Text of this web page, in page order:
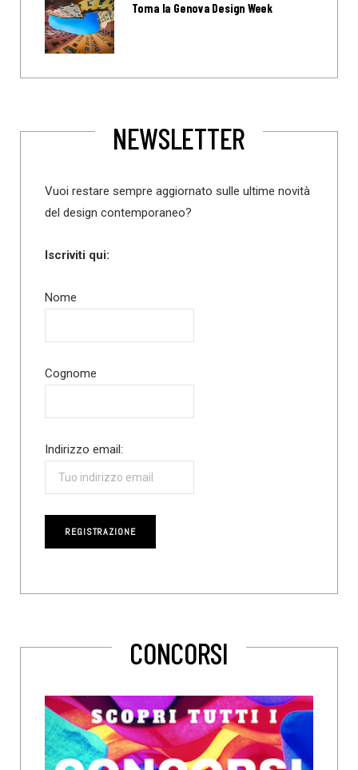
Torna la Genova Design Week
NEWSLETTER
Vuoi restare sempre aggiornato sulle ultime novità
del design contemporaneo?
Iscriviti qui:
Nome
Cognome
Indirizzo email:
CONCORSI